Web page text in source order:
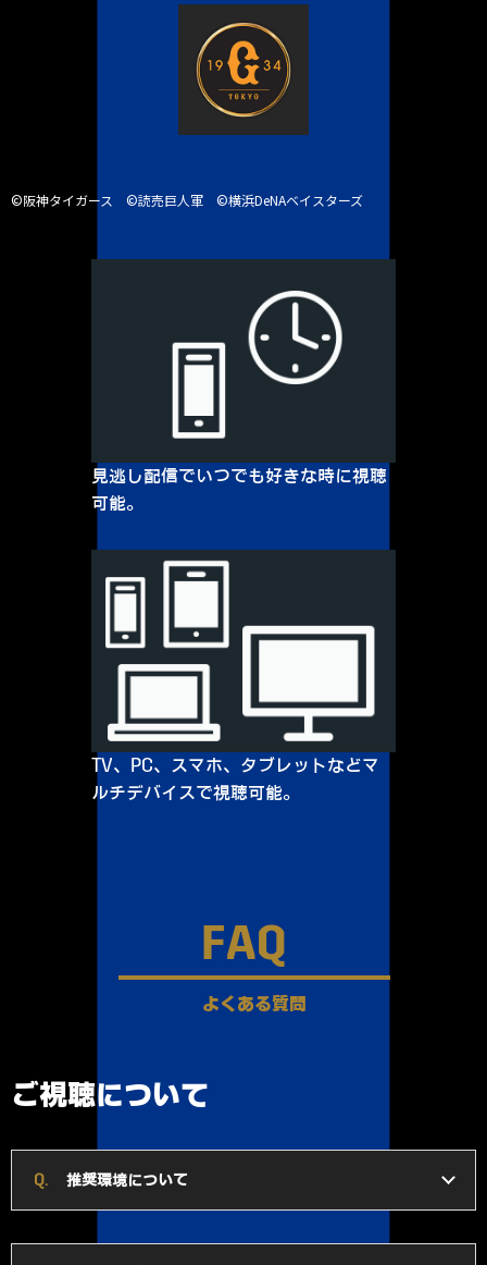
©阪神タイガース ©読売巨人軍 ©横浜DeNAベイスターズ
見逃し配信でいつでも好きな時に視聴
可能。
TV、PC、スマホ、タブレットなどマ
ルチデバイスで視聴可能。
FAQ
よくある質問
ご視聴について
推奨環境について